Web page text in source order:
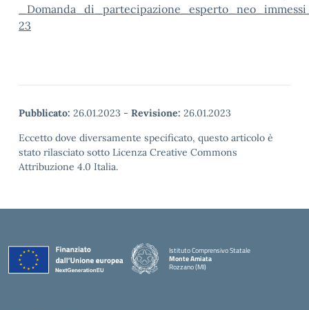
23
Pubblicato: 26.01.2023 - Revisione: 26.01.2023
Eccetto dove diversamente specificato, questo articolo è
stato rilasciato sotto Licenza Creative Commons
Attribuzione 4.0 Italia.
Istituto Comprensivo Statale
Monte Amiata
Rozzano (MI)